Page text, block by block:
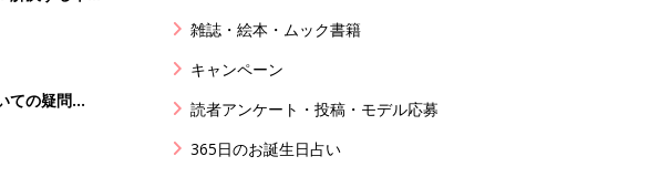
雑誌・絵本・ムック書籍
キャンペーン
読者アンケート・投稿・モデル応募
365日のお誕生日占い